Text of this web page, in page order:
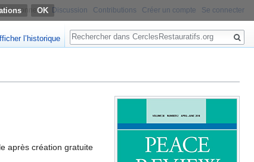
après création gratuite
Non connecté Discussion Contributions Créer un compte Se connecter
l’historique
Rechercher